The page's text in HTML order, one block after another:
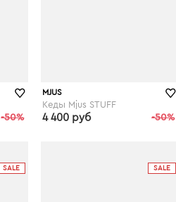
-50%
MJUS
Кеды Mjus STUFF
-50%
4 400 руб
SALE SALE